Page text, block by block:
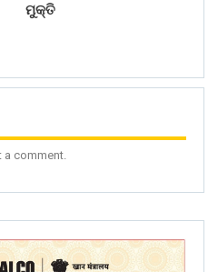
ମୁକ୍ତି
comment.